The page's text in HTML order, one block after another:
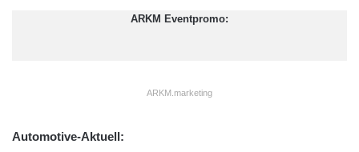
c
ARKM Eventpromo:
ARKM.marketing
Automotive-Aktuell: